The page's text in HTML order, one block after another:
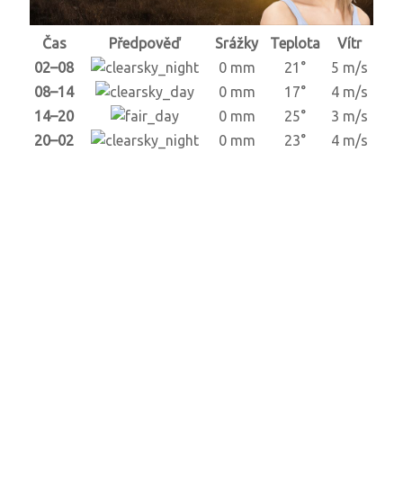
Čas Předpověď Srážky Teplota
Vítr
02–08
0 mm 21°
5 m/s
08–14
0 mm 17°
4 m/s
14–20
0 mm 25°
3 m/s
20–02
0 mm 23° 4 m/s